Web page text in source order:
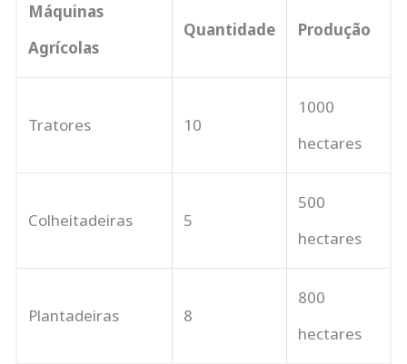
Máquinas
Agrícolas
Quantidade Produção
Tratores 10
1000
hectares
Colheitadeiras 5
500
hectares
Plantadeiras 8
800
hectares